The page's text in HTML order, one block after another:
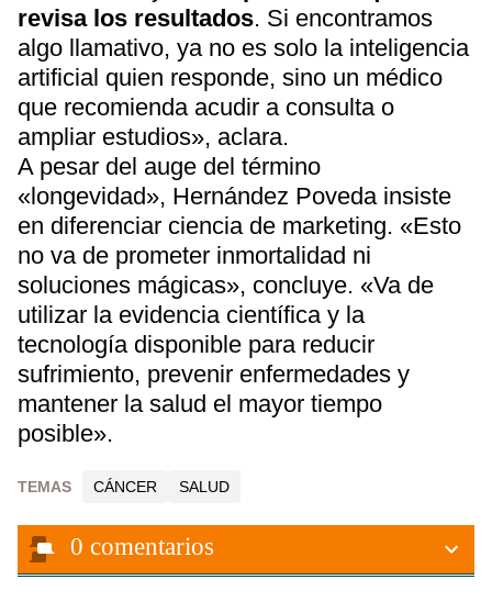
revisa los resultados. Si encontramos
algo llamativo, ya no es solo la inteligencia
artificial quien responde, sino un médico
que recomienda acudir a consulta o
ampliar estudios», aclara.
A pesar del auge del término
«longevidad», Hernández Poveda insiste
en diferenciar ciencia de marketing. «Esto
no va de prometer inmortalidad ni
soluciones mágicas», concluye. «Va de
utilizar la evidencia científica y la
tecnología disponible para reducir
sufrimiento, prevenir enfermedades y
mantener la salud el mayor tiempo
posible».
TEMAS CÁNCER SALUD
0 comentarios